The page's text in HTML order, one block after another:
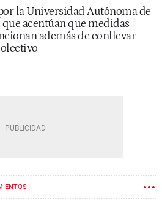
la Universidad Autónoma de
acentúan que medidas
además de conllevar
(UAB)